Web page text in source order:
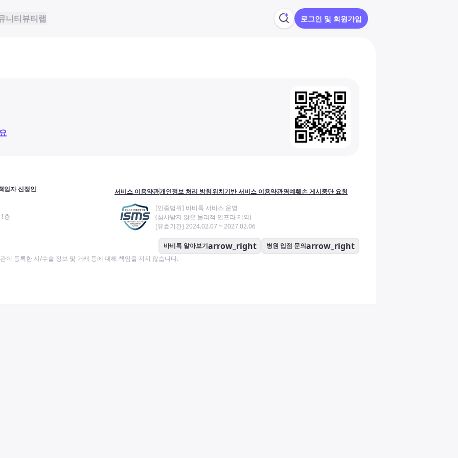
니티뷰티랩 로그인 및 회원가입
임자 신정인
층
서비스 이용약관개인정보 처리 방침위치기반 서비스 이용약관명예훼손 게시중단 요청
[인증범위] 바비톡 서비스 운영
(심사받지 않은 물리적 인프라 제외)
[유효기간] 2024.02.07 ~ 2027.02.06
바비톡 알아보기arrow_right 병원 입점 문의arrow_right
이 등록한 시/수술 정보 및 거래 등에 대해 책임을 지지 않습니다.